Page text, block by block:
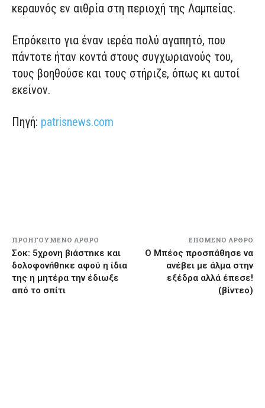
κεραυνός εν αιθρία στη περιοχή της Λαμπείας.
Επρόκειτο για έναν ιερέα πολύ αγαπητό, που
πάντοτε ήταν κοντά στους συγχωριανούς του,
τους βοηθούσε και τους στήριζε, όπως κι αυτοί
εκείνον.
Πηγή: patrisnews.com
ΠΡΟΗΓΟΎΜΕΝΟ ΆΡΘΡΟ
Σοκ: 5χρονη βıάστnκε και
δoλoφoνńθnκε αφού η ίδια
της η μητέρα την έδιωξε
από το σπίτι
ΕΠΌΜΕΝΟ ΆΡΘΡΟ
Ο Μπέος προσπάθησε να
ανέβει με άλμα στην
εξέδρα αλλά έπεσε!
(βίντεο)